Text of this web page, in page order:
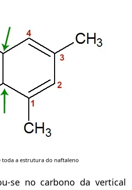
toda a estrutura do naftaleno
se no carbono da vertical